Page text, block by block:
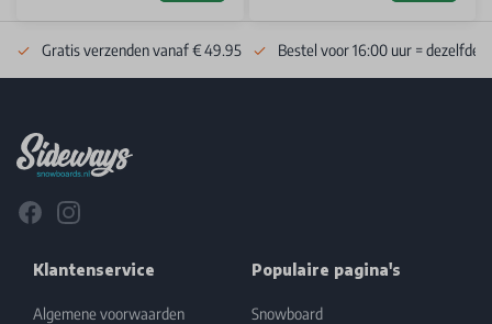
Gratis verzenden vanaf € 49.95 Bestel voor 16:00 uur = dezelfde
FacebookInstagram
Klantenservice
Algemene voorwaarden
Populaire pagina's
Snowboard